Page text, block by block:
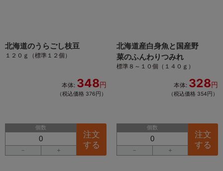
北海道のうらごし枝豆
１２０ｇ（標準１２個）
本体: 348円
（税込価格 376円）
個数
－ ＋
注文
する
北海道産白身魚と国産野
菜のふんわりつみれ
標準８～１０個（１４０ｇ）
本体: 328円
（税込価格 354円）
個数
－ ＋
注文
する